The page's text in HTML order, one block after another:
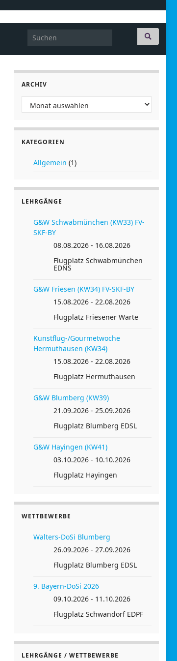
Search for:
ARCHIV
Archiv
KATEGORIEN
Allgemein (1)
LEHRGÄNGE
G&W Schwabmünchen (KW33) FV-
SKF-BY
08.08.2026 - 16.08.2026
Flugplatz Schwabmünchen
EDNS
G&W Friesen (KW34) FV-SKF-BY
15.08.2026 - 22.08.2026
Flugplatz Friesener Warte
Kunstflug-/Gourmetwoche
Hermuthausen (KW34)
15.08.2026 - 22.08.2026
Flugplatz Hermuthausen
G&W Blumberg (KW39)
21.09.2026 - 25.09.2026
Flugplatz Blumberg EDSL
G&W Hayingen (KW41)
03.10.2026 - 10.10.2026
Flugplatz Hayingen
WETTBEWERBE
Walters-DoSi Blumberg
26.09.2026 - 27.09.2026
Flugplatz Blumberg EDSL
9. Bayern-DoSi 2026
09.10.2026 - 11.10.2026
Flugplatz Schwandorf EDPF
LEHRGÄNGE / WETTBEWERBE